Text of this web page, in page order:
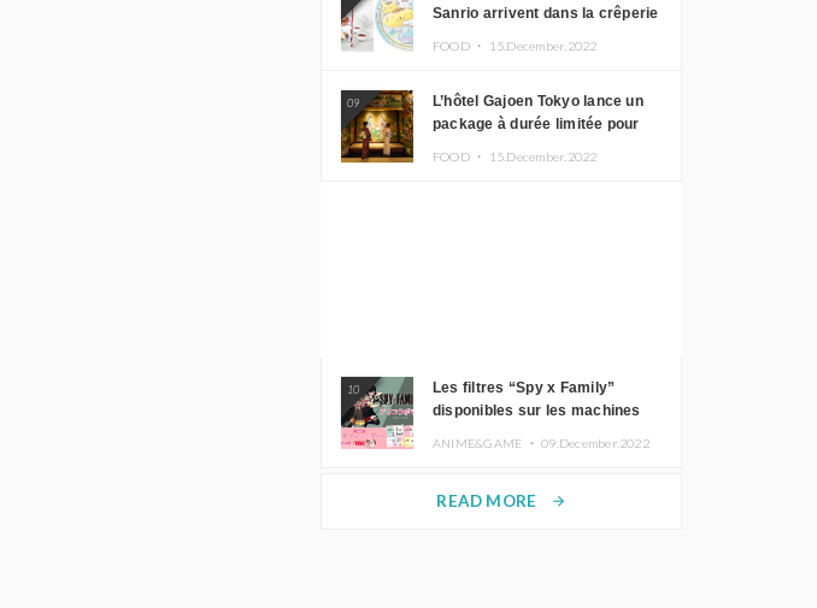
Sanrio arrivent dans la crêperie
FOOD ・ 15.December.2022
09
L’hôtel Gajoen Tokyo lance un
package à durée limitée pour
FOOD ・ 15.December.2022
10
Les filtres “Spy x Family”
disponibles sur les machines
ANIME&GAME ・09.December.2022
READ MORE arrow_forward